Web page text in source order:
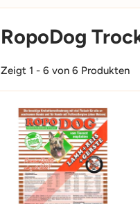
RopoDog
Zeigt 1 - 6 von 6 Produkten